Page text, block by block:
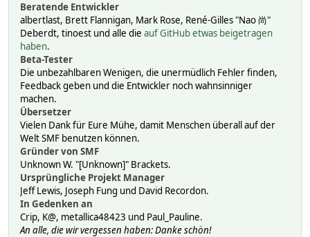
Beratende Entwickler
albertlast, Brett Flannigan, Mark Rose, René-Gilles "Nao 尚"
Deberdt, tinoest und alle die auf GitHub etwas beigetragen
haben.
Beta-Tester
Die unbezahlbaren Wenigen, die unermüdlich Fehler finden,
Feedback geben und die Entwickler noch wahnsinniger
machen.
Übersetzer
Vielen Dank für Eure Mühe, damit Menschen überall auf der
Welt SMF benutzen können.
Gründer von SMF
Unknown W. "[Unknown]" Brackets.
Ursprüngliche Projekt Manager
Jeff Lewis, Joseph Fung und David Recordon.
In Gedenken an
Crip, K@, metallica48423 und Paul_Pauline.
An alle, die wir vergessen haben: Danke schön!